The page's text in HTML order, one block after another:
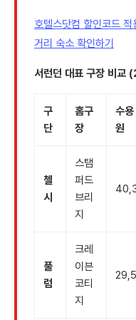
호텔스닷컴 할인코드
거리 숙소 확인하기
서런던 대표 구장 비교
구
단
홈구
장
수용
원
첼
시
스탬
퍼드
브리
지
풀
럼
크레
이븐
코티
지